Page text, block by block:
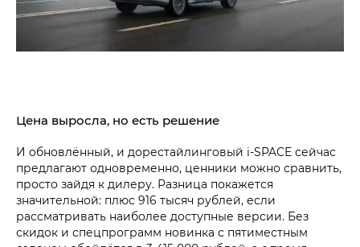
Цена выросла, но есть решение
И обновлённый, и дорестайлинговый i‑SPACE сейчас
предлагают одновременно, ценники можно сравнить,
просто зайдя к дилеру. Разница покажется
значительной: плюс 916 тысяч рублей, если
рассматривать наиболее доступные версии. Без
скидок и спецпрограмм новинка с пятиместным